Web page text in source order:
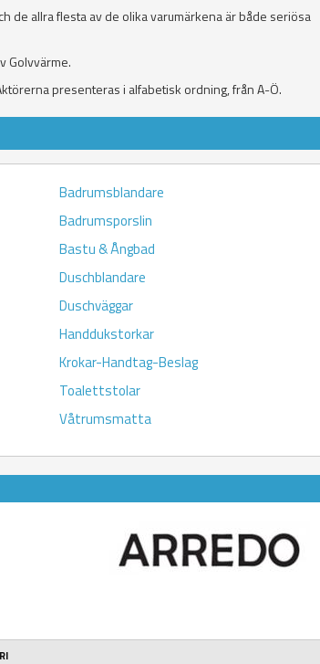
de allra flesta av de olika varumärkena är både seriösa
Golvvärme.
presenteras i alfabetisk ordning, från A-Ö.
Badrumsblandare
Badrumsporslin
Bastu & Ångbad
Duschblandare
Duschväggar
Handdukstorkar
Krokar-Handtag-Beslag
Toalettstolar
Våtrumsmatta